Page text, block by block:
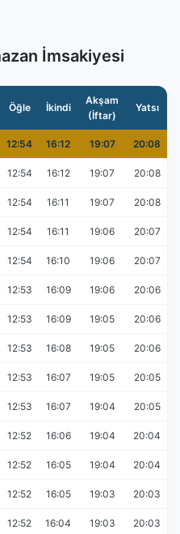
İmsakiyesi
Öğle İkindi
Akşam
(İftar)
Yatsı
12:54 16:12 19:07 20:08
12:54 16:12 19:07 20:08
12:54 16:11 19:07 20:08
12:54 16:11 19:06 20:07
12:54 16:10 19:06 20:07
12:53 16:09 19:06 20:06
12:53 16:09 19:05 20:06
12:53 16:08 19:05 20:06
12:53 16:07 19:05 20:05
12:53 16:07 19:04 20:05
12:52 16:06 19:04 20:04
12:52 16:05 19:04 20:04
12:52 16:05 19:03 20:03
12:52 16:04 19:03 20:03